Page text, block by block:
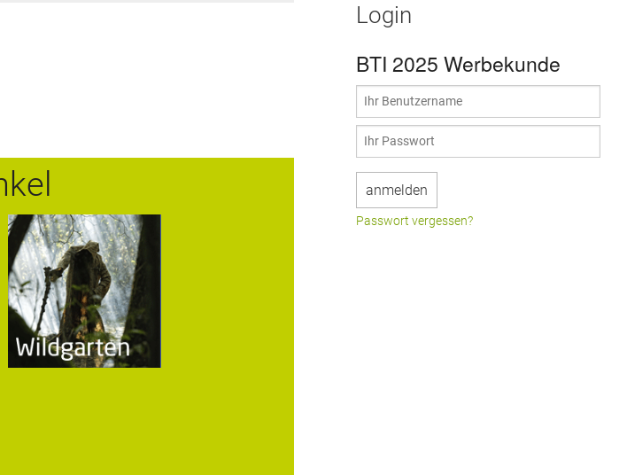
Login
BTI 2025 Werbekunde
Passwort vergessen?